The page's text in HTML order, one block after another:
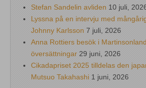
Stefan Sandelin avliden 10 juli,
Lyssna på en intervju med
Johnny Karlsson 7 juli, 2026
Anna Rottiers besök i
översättningar 29 juni, 2026
Cikadapriset 2025 tilldelas den
Mutsuo Takahashi 1 juni, 2026